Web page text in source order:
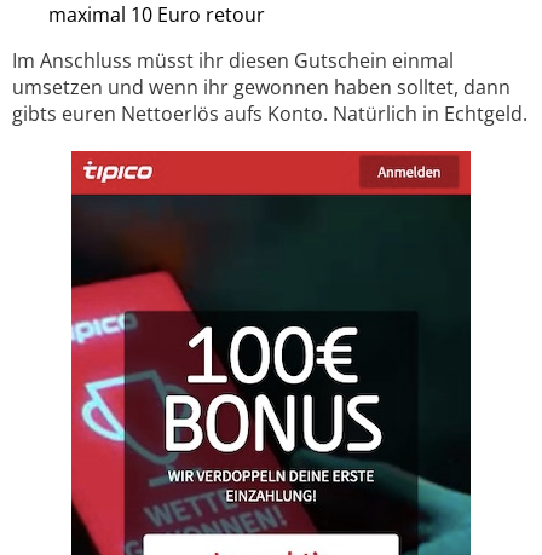
maximal 10 Euro retour
Im Anschluss müsst ihr diesen Gutschein einmal
umsetzen und wenn ihr gewonnen haben solltet, dann
gibts euren Nettoerlös aufs Konto. Natürlich in Echtgeld.